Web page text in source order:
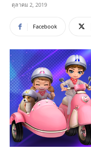
ตุลาคม 2, 2019
Facebook